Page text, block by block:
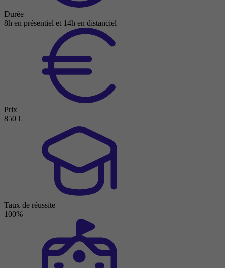
Durée
8h en présentiel et 14h en distanciel
Prix
850 €
Taux de réussite
100%